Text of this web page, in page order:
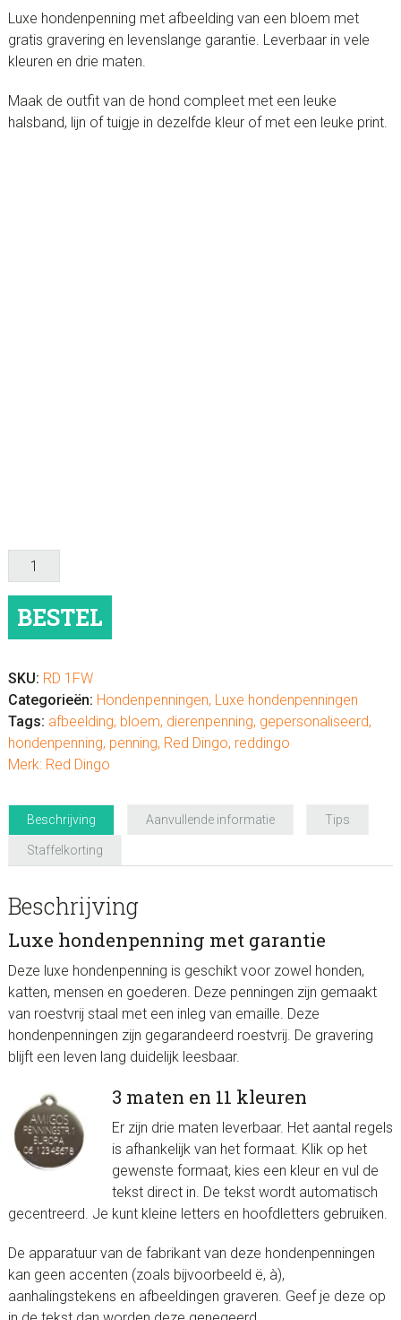
Luxe hondenpenning met afbeelding van een bloem met
gratis gravering en levenslange garantie. Leverbaar in vele
kleuren en drie maten.
Maak de outfit van de hond compleet met een leuke
halsband, lijn of tuigje in dezelfde kleur of met een leuke print.
Hondenpenning
luxe
aantal
BESTEL
SKU: RD 1FW
Categorieën: Hondenpenningen, Luxe hondenpenningen
Tags: afbeelding, bloem, dierenpenning, gepersonaliseerd,
hondenpenning, penning, Red Dingo, reddingo
Merk: Red Dingo
Beschrijving Aanvullende informatie Tips
Staffelkorting
Beschrijving
Luxe hondenpenning met garantie
Deze luxe hondenpenning is geschikt voor zowel honden,
katten, mensen en goederen. Deze penningen zijn gemaakt
van roestvrij staal met een inleg van emaille. Deze
hondenpenningen zijn gegarandeerd roestvrij. De gravering
blijft een leven lang duidelijk leesbaar.
3 maten en 11 kleuren
Er zijn drie maten leverbaar. Het aantal regels
is afhankelijk van het formaat. Klik op het
gewenste formaat, kies een kleur en vul de
tekst direct in. De tekst wordt automatisch
gecentreerd. Je kunt kleine letters en hoofdletters gebruiken.
De apparatuur van de fabrikant van deze hondenpenningen
kan geen accenten (zoals bijvoorbeeld ë, à),
aanhalingstekens en afbeeldingen graveren. Geef je deze op